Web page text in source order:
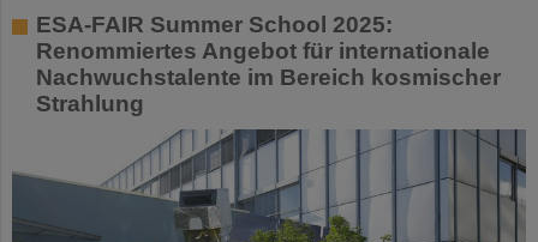
ESA-FAIR Summer School 2025:
Renommiertes Angebot für internationale
Nachwuchstalente im Bereich kosmischer
Strahlung